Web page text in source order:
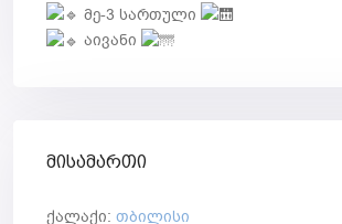
მე-3 სართული
აივანი
მისამართი
ქალაქი: თბილისი